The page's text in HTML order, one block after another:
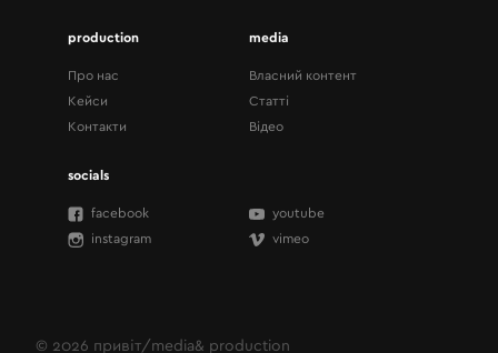
© 2026 привіт/media& production
production
Про нас
Кейси
Контакти
media
Власний контент
Статті
Відео
socials
facebook
instagram
youtube
vimeo